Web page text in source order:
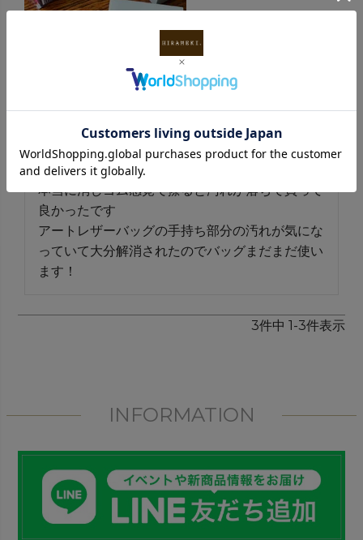
革用消しゴム（革用汚れ落とし）2個セット
投稿日
2023/02/24
本当に消しゴム感覚で擦ると汚れが落ちて買って
良かったです
アートレザーバッグの手持ち部分の汚れが気にな
っていて大分解消されたのでバッグまだまだ使い
ます！
3件中 1 -3件表示
INFORMATION